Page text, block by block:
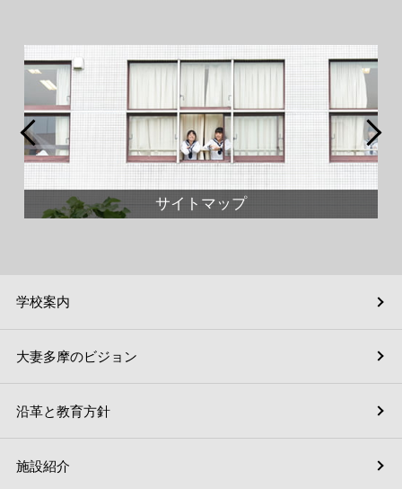
サイトマップ
学校案内
施設紹介
大妻多摩のビジョン
沿革と教育方針